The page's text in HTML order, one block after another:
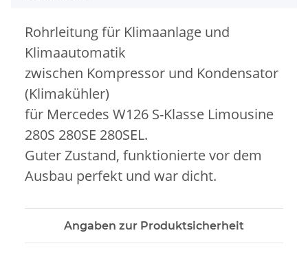
Rohrleitung für Klimaanlage und
Klimaautomatik
zwischen Kompressor und Kondensator
(Klimakühler)
für Mercedes W126 S-Klasse Limousine
280S 280SE 280SEL.
Guter Zustand, funktionierte vor dem
Ausbau perfekt und war dicht.
Angaben zur Produktsicherheit